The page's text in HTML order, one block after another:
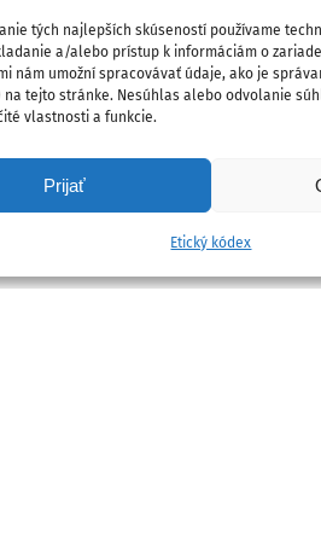
tých najlepších skúseností používame
a/alebo prístup k informáciám o
nám umožní spracovávať údaje, ako je
na tejto stránke. Nesúhlas alebo odvolanie
vlastnosti a funkcie.
Prijať
Etický kódex